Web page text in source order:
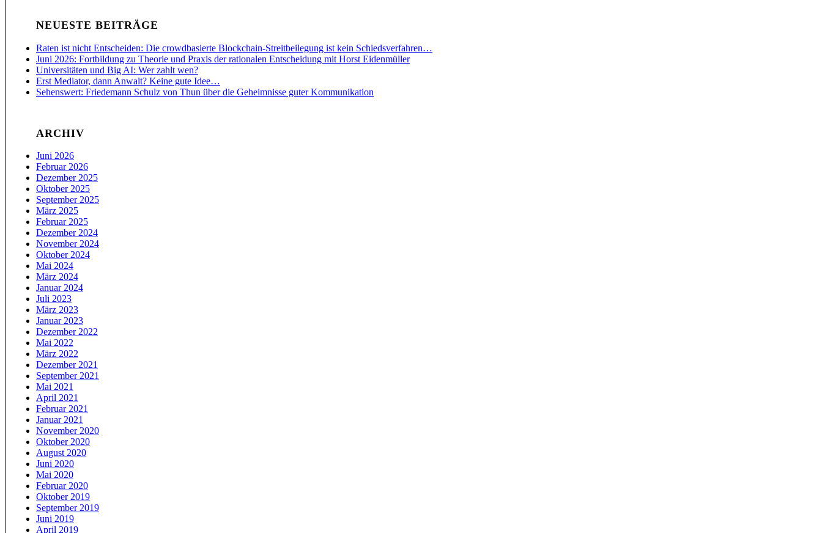
NEUESTE BEITRÄGE
Raten ist nicht Entscheiden: Die crowdbasierte Blockchain-Streitbeilegung ist kein Schiedsverfahren…
Juni 2026: Fortbildung zu Theorie und Praxis der rationalen Entscheidung mit Horst Eidenmüller
Universitäten und Big AI: Wer zahlt wen?
Erst Mediator, dann Anwalt? Keine gute Idee…
Sehenswert: Friedemann Schulz von Thun über die Geheimnisse guter Kommunikation
ARCHIV
Juni 2026
Februar 2026
Dezember 2025
Oktober 2025
September 2025
März 2025
Februar 2025
Dezember 2024
November 2024
Oktober 2024
Mai 2024
März 2024
Januar 2024
Juli 2023
März 2023
Januar 2023
Dezember 2022
Mai 2022
März 2022
Dezember 2021
September 2021
Mai 2021
April 2021
Februar 2021
Januar 2021
November 2020
Oktober 2020
August 2020
Juni 2020
Mai 2020
Februar 2020
Oktober 2019
September 2019
Juni 2019
April 2019